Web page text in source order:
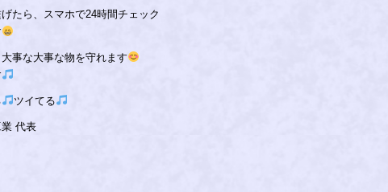
たら、スマホで24時間チェック
大事な大事な物を守れます
ツイてる
代表